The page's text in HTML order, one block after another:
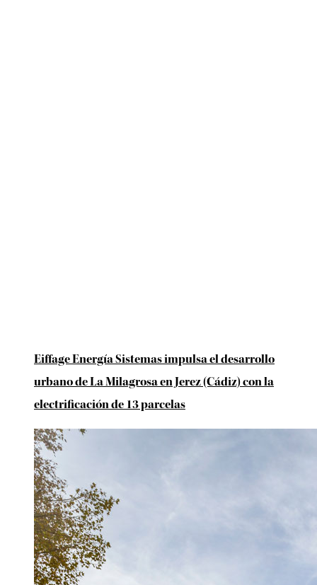
Eiffage Energía Sistemas impulsa el desarrollo
urbano de La Milagrosa en Jerez (Cádiz) con la
electrificación de 13 parcelas